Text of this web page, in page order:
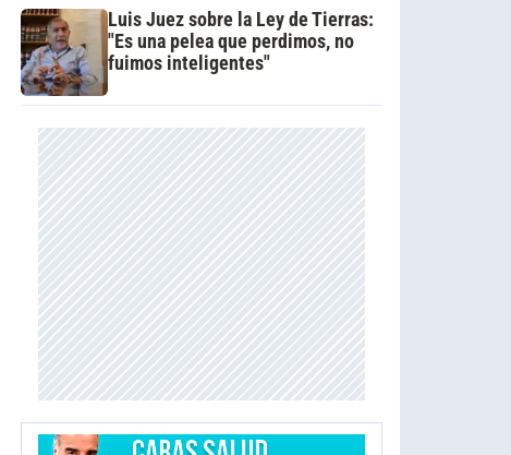
Luis Juez sobre la Ley de Tierras:
"Es una pelea que perdimos, no
fuimos inteligentes"